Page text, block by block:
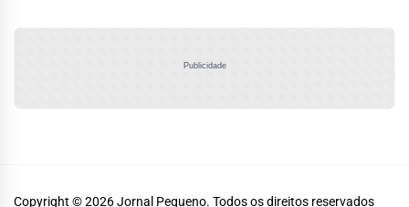
Publicidade
Copyright © 2026Jornal Pequeno. Todos os direitos reservados